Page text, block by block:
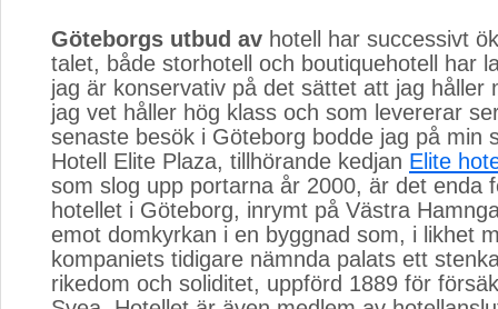
Göteborgs utbud av hotell har successivt
talet, både storhotell och boutiquehotell har
jag är konservativ på det sättet att jag håller
jag vet håller hög klass och som levererar
senaste besök i Göteborg bodde jag på min
Hotell Elite Plaza, tillhörande kedjan Elite
som slog upp portarna år 2000, är det enda
hotellet i Göteborg, inrymt på Västra
emot domkyrkan i en byggnad som, i likhet
kompaniets tidigare nämnda palats ett
rikedom och soliditet, uppförd 1889 för